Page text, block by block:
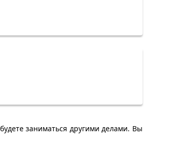
заниматься другими делами. Вы